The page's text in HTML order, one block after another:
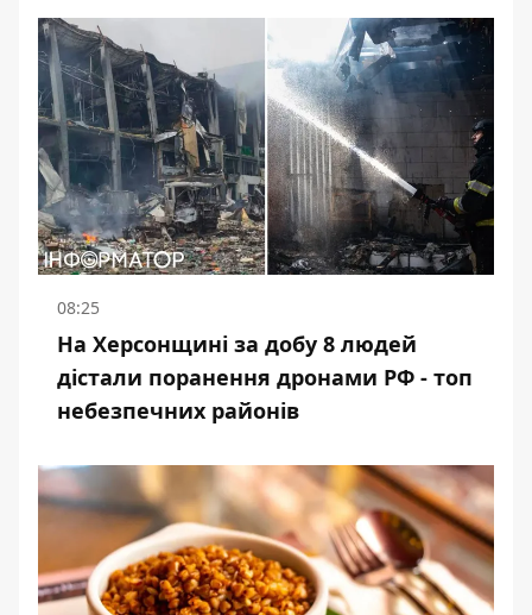
08:25
На Херсонщині за добу 8 людей
дістали поранення дронами РФ - топ
небезпечних районів